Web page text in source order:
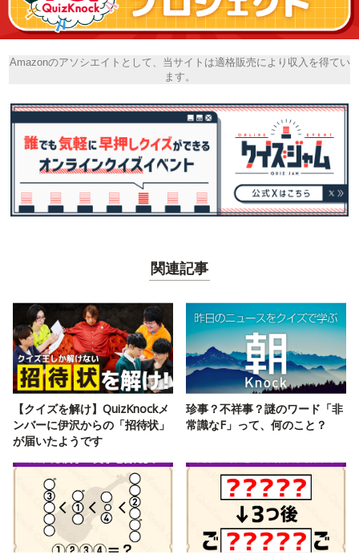
Amazonのアソシエイトとして、当サイトは適格販売により収入を得てい
ます。
関連記事
【クイズを解け】QuizKnockメ
ンバーに伊沢からの「招待状」
が届いたようです
珍事？不祥事？謎のワード「非
常識なF」って、何のこと？